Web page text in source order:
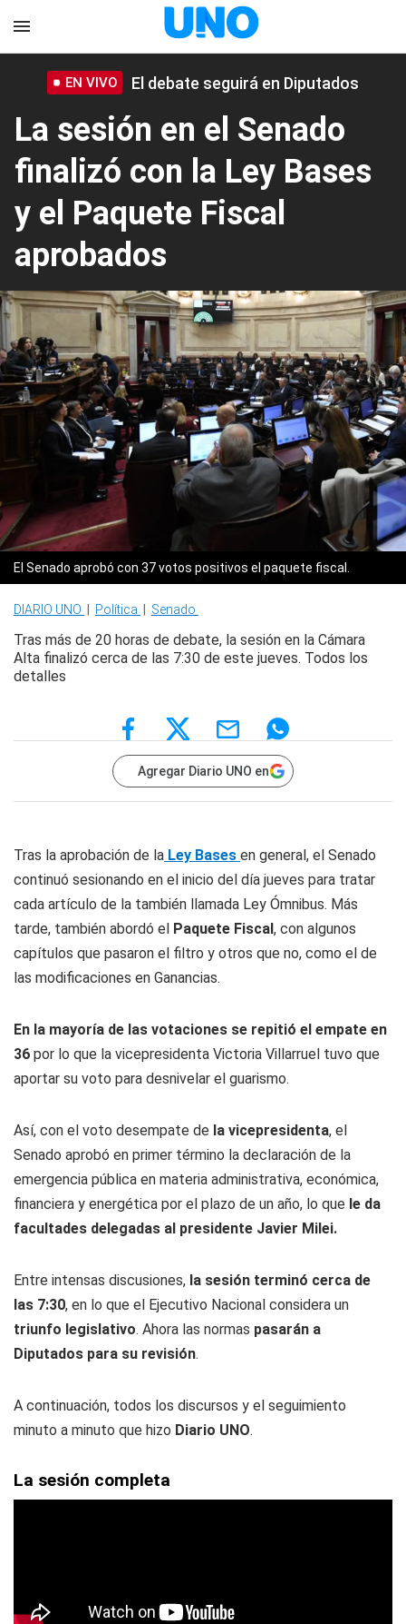
EN VIVO El debate seguirá en Diputados
La sesión en el Senado
finalizó con la Ley Bases
y el Paquete Fiscal
aprobados
El Senado aprobó con 37 votos positivos el paquete fiscal.
DIARIO UNO Política Senado
Tras más de 20 horas de debate, la sesión en la Cámara
Alta finalizó cerca de las 7:30 de este jueves. Todos los
detalles
Agregar Diario UNO en
Tras la aprobación de la Ley Bases en general, el Senado
continuó sesionando en el inicio del día jueves para tratar
cada artículo de la también llamada Ley Ómnibus. Más
tarde, también abordó el Paquete Fiscal, con algunos
capítulos que pasaron el filtro y otros que no, como el de
las modificaciones en Ganancias.
En la mayoría de las votaciones se repitió el empate en
36 por lo que la vicepresidenta Victoria Villarruel tuvo que
aportar su voto para desnivelar el guarismo.
Así, con el voto desempate de la vicepresidenta, el
Senado aprobó en primer término la declaración de la
emergencia pública en materia administrativa, económica,
financiera y energética por el plazo de un año, lo que le da
facultades delegadas al presidente Javier Milei.
Entre intensas discusiones, la sesión terminó cerca de
las 7:30, en lo que el Ejecutivo Nacional considera un
triunfo legislativo. Ahora las normas pasarán a
Diputados para su revisión.
A continuación, todos los discursos y el seguimiento
minuto a minuto que hizo Diario UNO.
La sesión completa